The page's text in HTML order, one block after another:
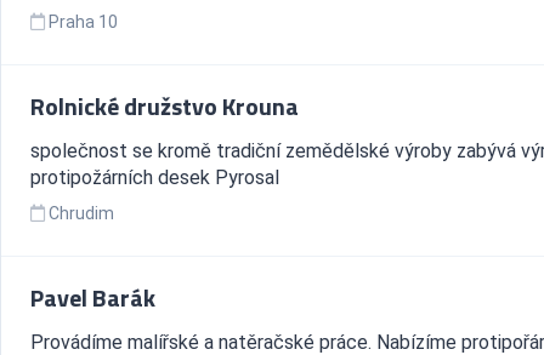
Praha 10
Rolnické družstvo Krouna
společnost se kromě tradiční zemědělské výroby zabývá
protipožárních desek Pyrosal
Chrudim
Pavel Barák
Provádíme malířské a natěračské práce. Nabízíme